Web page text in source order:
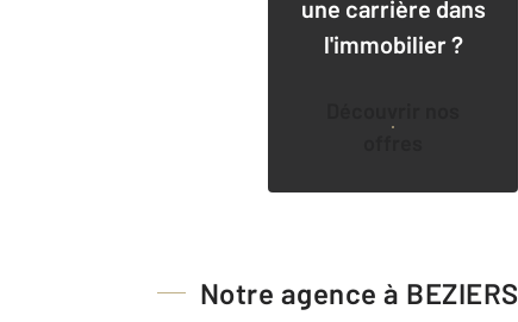
une carrière dans
l'immobilier ?
Notre agence à BEZIERS